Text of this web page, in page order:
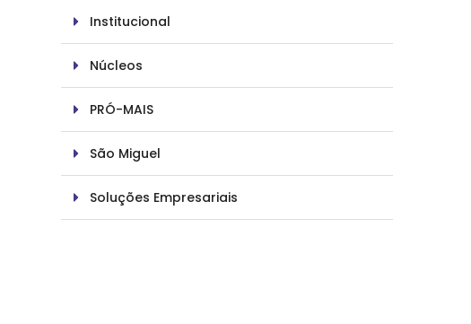
Institucional
Núcleos
PRÓ-MAIS
São Miguel
Soluções Empresariais